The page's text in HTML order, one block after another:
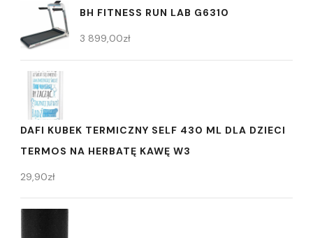
BH FITNESS RUN LAB G6310
3 899,00zł
DAFI KUBEK TERMICZNY SELF 430 ML DLA DZIECI
TERMOS NA HERBATĘ KAWĘ W3
29,90zł